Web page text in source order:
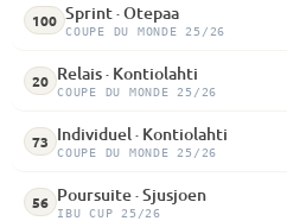
100 Sprint · Otepaa
COUPE DU MONDE 25/26
20 Relais · Kontiolahti
COUPE DU MONDE 25/26
73 Individuel · Kontiolahti
COUPE DU MONDE 25/26
56 Poursuite · Sjusjoen
IBU CUP 25/26